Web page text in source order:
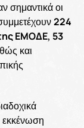
σημαντικά οι
224
ΕΜΟΔΕ, 53
και
εκκένωση